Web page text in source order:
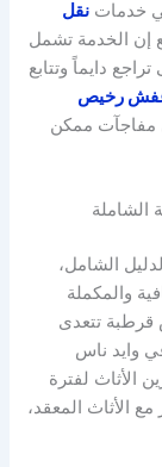
خدماتنقل
إن الخدمة تشمل
دايماً وتتابع
رخيص
مفاجآت ممكن
الشاملة
الشامل،
والمكملة
قرطبة تتعدى
وايد ناس
الأثاث لفترة
الأثاث المعقد،